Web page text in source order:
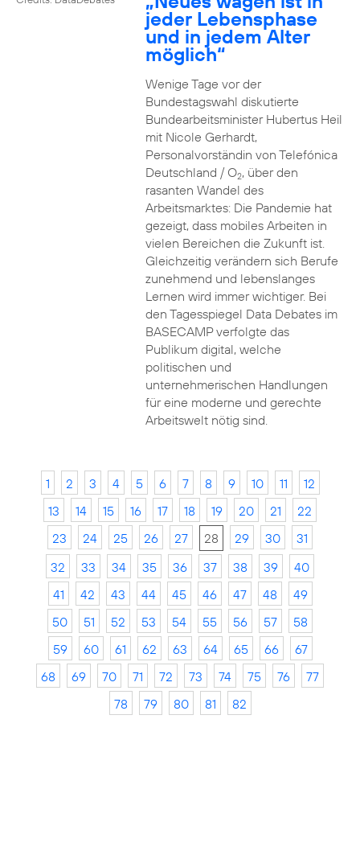
jeder Lebensphase
und in jedem Alter
möglich“
Wenige Tage vor der
Bundestagswahl diskutierte
Bundearbeitsminister Hubertus Heil
mit Nicole Gerhardt,
Personalvorständin von Telefónica
Deutschland / O2, über den
rasanten Wandel des
Arbeitsmarktes: Die Pandemie hat
gezeigt, dass mobiles Arbeiten in
vielen Bereichen die Zukunft ist.
Gleichzeitig verändern sich Berufe
zunehmend und lebenslanges
Lernen wird immer wichtiger. Bei
den Tagesspiegel Data Debates im
BASECAMP verfolgte das
Publikum digital, welche
politischen und
unternehmerischen Handlungen
für eine moderne und gerechte
Arbeitswelt nötig sind.
1 2 3 4 5 6 7 8 9 10 11
12
13
14 15 16 17 18 19 20 21
22
23
24 25 26 27 28 29 30
31
32
33 34 35 36 37 38 39
40
41
42 43 44 45 46 47 48
49
50
51 52 53 54 55 56 57
58
59
60 61 62 63 64 65 66
67
68
69 70 71 72 73 74 75 76
77
78
79 80 81 82